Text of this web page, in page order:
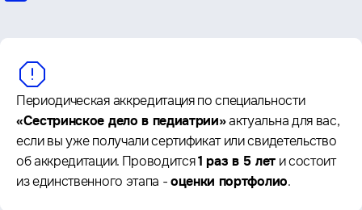
Периодическая аккредитация по специальности
«Сестринское дело в педиатрии»актуальна для вас,
если вы уже получали сертификат или свидетельство
об аккредитации. Проводится1 раз в 5 лети состоит
из единственного этапа -оценки портфолио.